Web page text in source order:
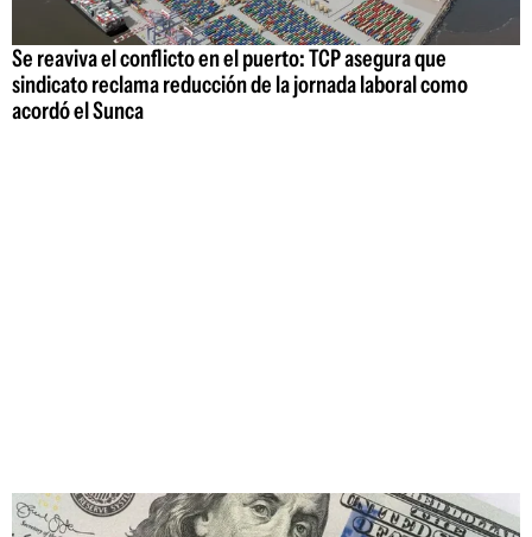
Se reaviva el conflicto en el puerto: TCP asegura que
sindicato reclama reducción de la jornada laboral como
acordó el Sunca